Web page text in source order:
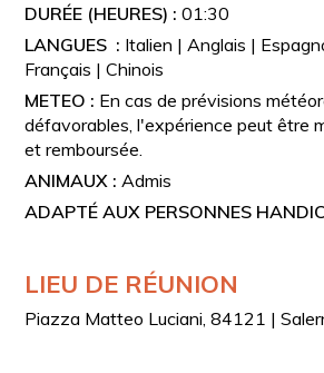
DURÉE (HEURES) :01:30
LANGUES : Italien | Anglais |
Français | Chinois
METEO : En cas de prévisions
défavorables, l'expérience peut être
et remboursée.
ANIMAUX : Admis
ADAPTÉ AUX PERSONNES
LIEU DE RÉUNION
Piazza Matteo Luciani, 84121 |